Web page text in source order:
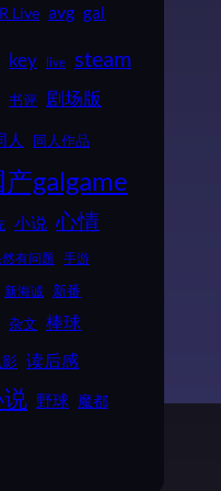
Live avg gal
key live steam
书评 剧场版
人 同人作品
产galgame
小说 心情
有问题 手游
新海诚 新番
杂文 棒球
读后感
野球 魔都